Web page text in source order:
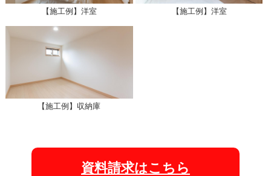
【施工例】洋室 【施工例】洋室
【施工例】収納庫
資料請求はこちら